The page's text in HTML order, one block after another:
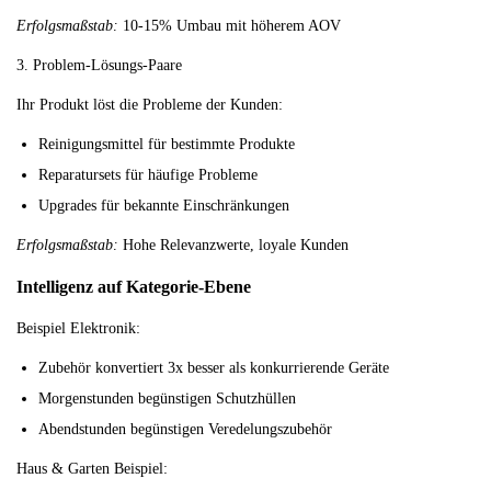
Erfolgsmaßstab: 10-15% Umbau mit höherem AOV
3. Problem-Lösungs-Paare
Ihr Produkt löst die Probleme der Kunden:
Reinigungsmittel für bestimmte Produkte
Reparatursets für häufige Probleme
Upgrades für bekannte Einschränkungen
Erfolgsmaßstab: Hohe Relevanzwerte, loyale Kunden
Intelligenz auf Kategorie-Ebene
Beispiel Elektronik:
Zubehör konvertiert 3x besser als konkurrierende Geräte
Morgenstunden begünstigen Schutzhüllen
Abendstunden begünstigen Veredelungszubehör
Haus & Garten Beispiel: